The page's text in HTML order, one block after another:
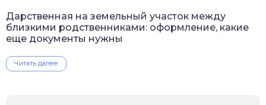
Дарственная на земельный участок между
близкими родственниками: оформление, какие
еще документы нужны
Читать далее